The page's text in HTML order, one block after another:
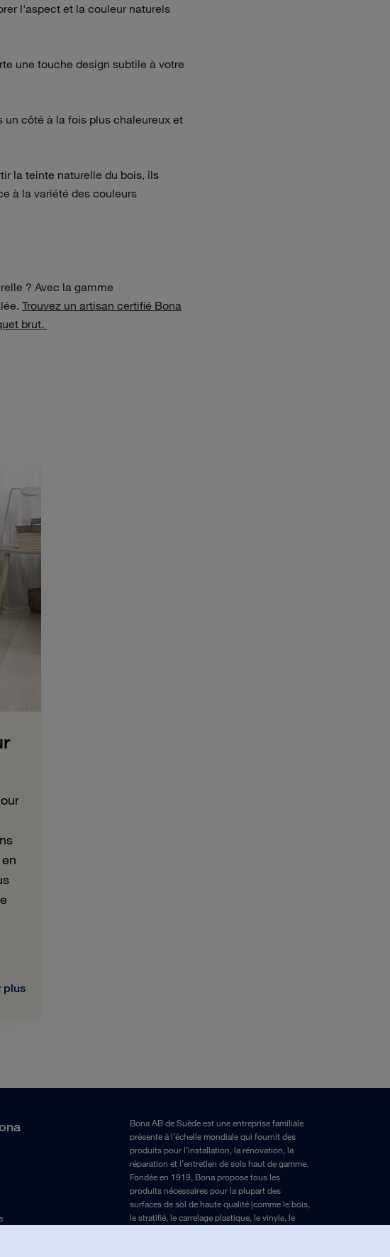
l'aspect et la couleur naturels
une touche design subtile à votre
côté à la fois plus chaleureux et
la teinte naturelle du bois, ils
à la variété des couleurs
? Avec la gamme
Trouvez un artisan certifié Bona
brut.
plus
Bona AB de Suède est une entreprise familiale
présente à l’échelle mondiale qui fournit des
produits pour l’installation, la rénovation, la
réparation et l’entretien de sols haut de gamme.
Fondée en 1919, Bona propose tous les
produits nécessaires pour la plupart des
surfaces de sol de haute qualité (comme le bois,
le stratifié, le carrelage plastique, le vinyle, le